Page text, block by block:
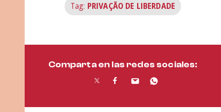
Tag: PRIVAÇÃO DE LIBERDADE
Comparta en las redes sociales: